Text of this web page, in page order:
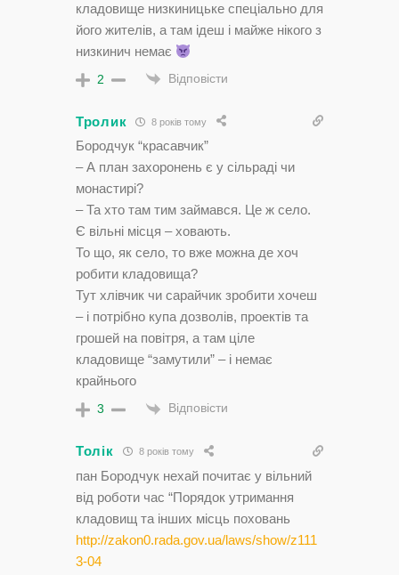
кладовище низкиницьке спеціально для
його жителів, а там ідеш і майже нікого з
низкинич немає
2 Відповісти
Тролик 8 років тому
Бородчук “красавчик”
– А план захоронень є у сільраді чи
монастирі?
– Та хто там тим займався. Це ж село.
Є вільні місця – ховають.
То що, як село, то вже можна де хоч
робити кладовища?
Тут хлівчик чи сарайчик зробити хочеш
– і потрібно купа дозволів, проектів та
грошей на повітря, а там ціле
кладовище “замутили” – і немає
крайнього
3 Відповісти
Толік 8 років тому
пан Бородчук нехай почитає у вільний
від роботи час “Порядок утримання
кладовищ та інших місць поховань
http://zakon0.rada.gov.ua/laws/show/z111
3-04